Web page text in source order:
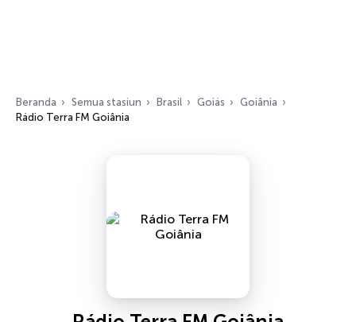
Beranda Semua stasiun Brasil Goiás
Goiânia
Rádio Terra FM Goiânia